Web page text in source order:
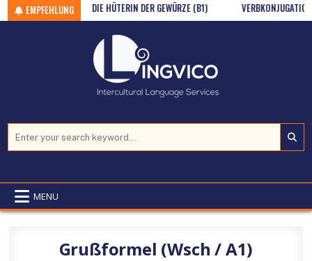
Skip to content
EMPFEHLUNG
/ A1) DIE HÜTERIN DER GEWÜRZE (B1) VERBKONJUGATION:
MENU
Grußformel (Wsch / A1)